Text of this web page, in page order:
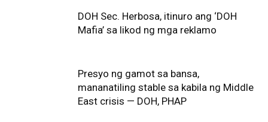
DOH Sec. Herbosa, itinuro ang ‘DOH
Mafia’ sa likod ng mga reklamo
Presyo ng gamot sa bansa,
mananatiling stable sa kabila ng Middle
East crisis — DOH, PHAP